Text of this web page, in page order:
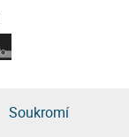
Soukromí